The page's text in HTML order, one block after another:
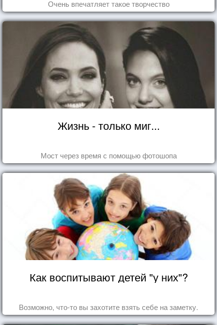
Очень впечатляет такое творчество
Жизнь - только миг...
Мост через время с помощью фотошопа
Как воспитывают детей "у них"?
Возможно, что-то вы захотите взять себе на заметку.